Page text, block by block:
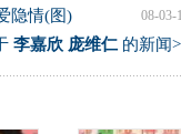
08-03-
隐情(图)
李嘉欣 庞维仁的新闻